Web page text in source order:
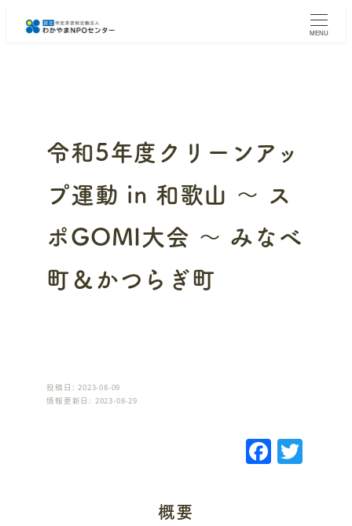
MENU
令和5年度クリーンアッ
プ運動 in 和歌山 ～ ス
ポGOMI大会 ～ みなべ
町＆かつらぎ町
投稿日: 2023-08-09
情報更新日: 2023-08-29
F
a
T
概要